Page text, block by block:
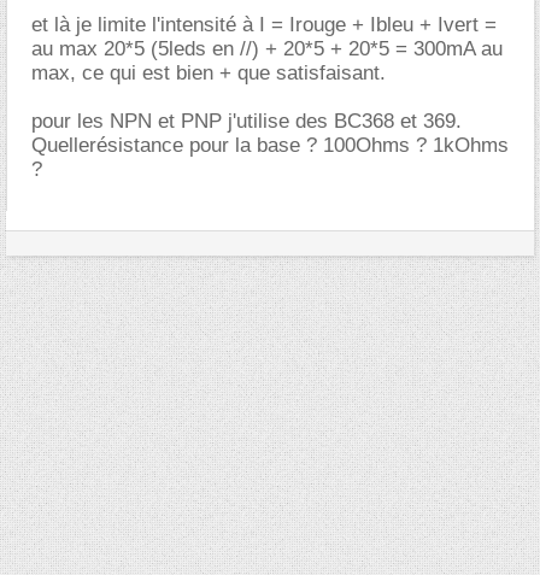
et là je limite l'intensité à I = Irouge + Ibleu + Ivert =
au max 20*5 (5leds en //) + 20*5 + 20*5 = 300mA au
max, ce qui est bien + que satisfaisant.
pour les NPN et PNP j'utilise des BC368 et 369.
Quellerésistance pour la base ? 100Ohms ? 1kOhms
?